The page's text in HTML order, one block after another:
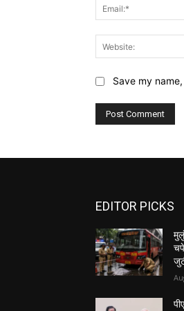
Save my
EDITOR PICKS